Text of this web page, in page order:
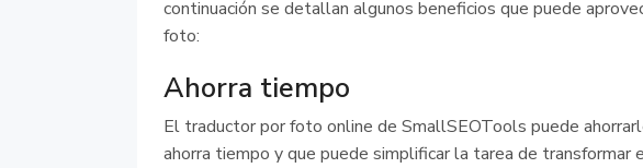
continuación se detallan algunos beneficios que puede
foto:
Ahorra tiempo
El traductor por foto online de SmallSEOTools puede
ahorra tiempo y que puede simplificar la tarea de transformar